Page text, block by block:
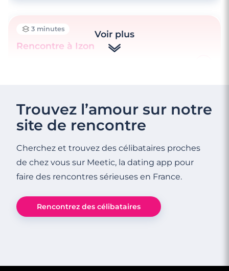
Faire des rencontres à Bayonne
3 minutes
Rencontre à Izon
Voir plus
Trouvez l’amour sur notre
site de rencontre
Cherchez et trouvez des célibataires proches
de chez vous sur Meetic, la dating app pour
faire des rencontres sérieuses en France.
Rencontrez des célibataires